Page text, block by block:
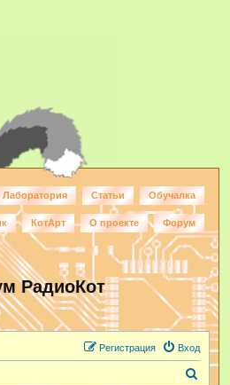
Лаборатория Статьи Обучалка
КотАрт О проекте Форум
РадиоКот
Вход
Регистрация